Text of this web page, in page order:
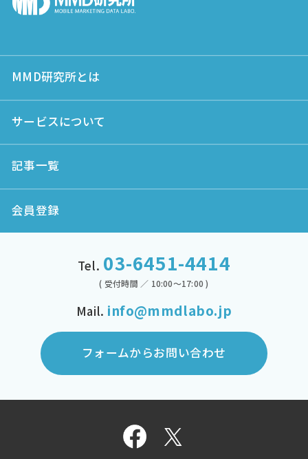
MMD研究所とは
サービスについて
記事一覧
会員登録
Tel. 03-6451-4414
( 受付時間 ／ 10:00～17:00 )
Mail. info@mmdlabo.jp
フォームからお問い合わせ